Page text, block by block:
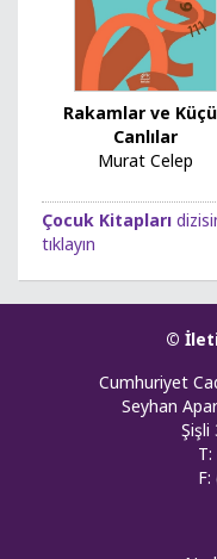
Rakamlar ve
Canlılar
Murat Celep
Çocuk Kitapları
tıklayın
©
Cumhuriyet
Seyhan
Şişli